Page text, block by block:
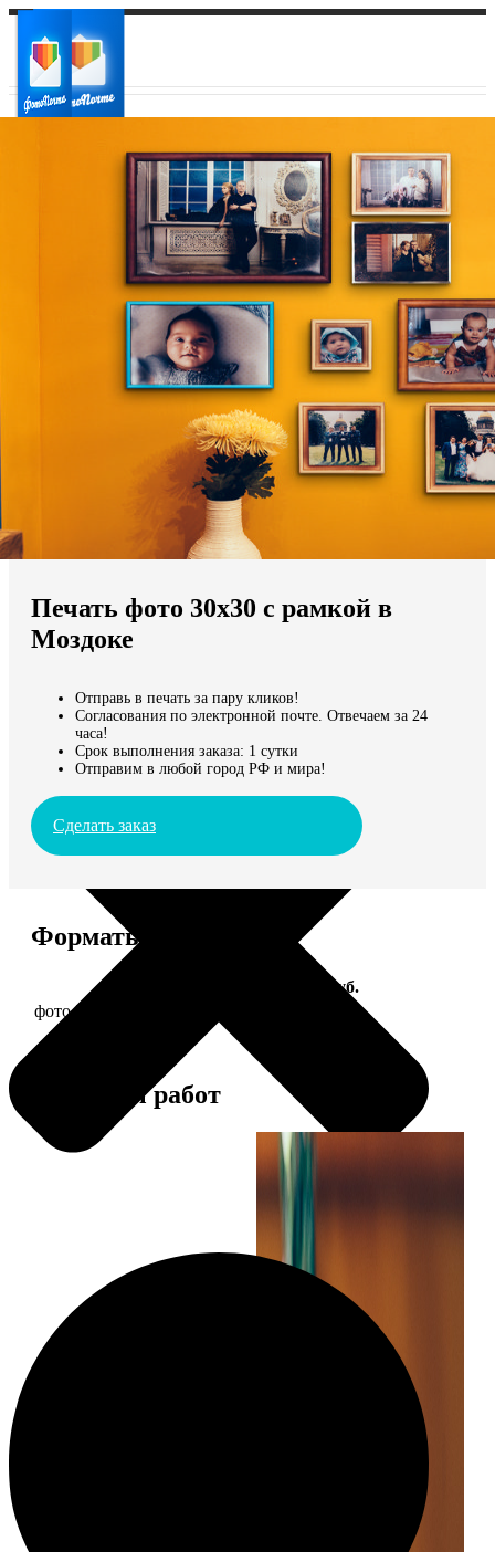
Ваш регион доставки
Выберите из списка:
Мы доставляем по всему миру
Продолжить без города
Печать фото 30х30 с рамкой в
Моздоке
Отправь в печать за пару кликов!
Согласования по электронной почте. Отвечаем за 24
часа!
Срок выполнения заказа: 1 сутки
Отправим в любой город РФ и мира!
Сделать заказ
Форматы и цены
Цена, руб.
фото 30х30 в деревянной рамке
Примеры работ